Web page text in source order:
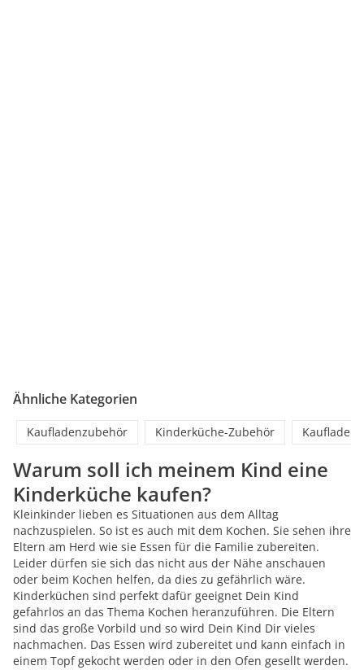
Ähnliche Kategorien
Kaufladenzubehör Kinderküche-Zubehör Kaufladen
Warum soll ich meinem Kind eine
Kinderküche kaufen?
Kleinkinder lieben es Situationen aus dem Alltag
nachzuspielen. So ist es auch mit dem Kochen. Sie sehen ihre
Eltern am Herd wie sie Essen für die Familie zubereiten.
Leider dürfen sie sich das nicht aus der Nähe anschauen
oder beim Kochen helfen, da dies zu gefährlich wäre.
Kinderküchen sind perfekt dafür geeignet Dein Kind
gefahrlos an das Thema Kochen heranzuführen. Die Eltern
sind das große Vorbild und so wird Dein Kind Dir vieles
nachmachen. Das Essen wird zubereitet und kann einfach in
einem Topf gekocht werden oder in den Ofen gesellt werden.